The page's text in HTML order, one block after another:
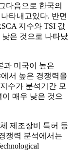
다음으로 한국의
타내고있다. 반면
지수와 TSI 값
낮은 것으로 나타났
과 미국이 높은
서 높은 경쟁력을
수가 분석기간 모
매우 낮은 것으
제조장비 특허 등
쟁력 분석에서는